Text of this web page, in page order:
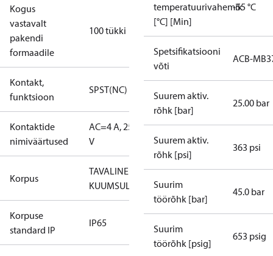
Kogus
vastavalt
pakendi
formaadile
100 tükki
Kontakt,
funktsioon
SPST(NC)
Kontaktide
nimiväärtused
AC=4 A, 250
V
Korpus
TAVALINE
KUUMSULATUS
Korpuse
standard IP
IP65
temperatuurivahemik
[°C] [Min]
-55 °C
Spetsifikatsiooni
võti
ACB-
Suurem aktiv.
rõhk [bar]
25.00 bar
Suurem aktiv.
rõhk [psi]
363 psi
Suurim
töörõhk [bar]
45.0 bar
Suurim
töörõhk [psig]
653 psig